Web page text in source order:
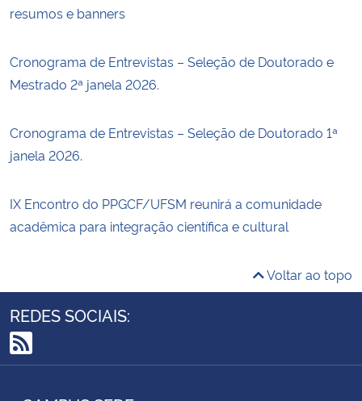
resumos e banners
Cronograma de Entrevistas – Seleção de Doutorado e
Mestrado 2ª janela 2026.
Cronograma de Entrevistas – Seleção de Doutorado 1ª
janela 2026.
IX Encontro do PPGCF/UFSM reunirá a comunidade
acadêmica para integração científica e cultural
Voltar ao topo
REDES SOCIAIS:
RSS